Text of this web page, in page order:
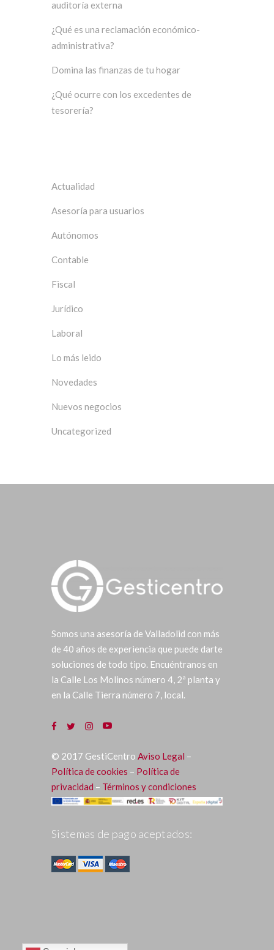
auditoría externa
¿Qué es una reclamación económico-
administrativa?
Domina las finanzas de tu hogar
¿Qué ocurre con los excedentes de
tesorería?
Actualidad
Asesoría para usuarios
Autónomos
Contable
Fiscal
Jurídico
Laboral
Lo más leido
Novedades
Nuevos negocios
Uncategorized
Somos una asesoría de Valladolid con más
de 40 años de experiencia que puede darte
soluciones de todo tipo. Encuéntranos en
la Calle Los Molinos número 4, 2ª planta y
en la Calle Tierra número 7, local.
© 2017 GestiCentro Aviso Legal –
Política de cookies – Política de
privacidad – Términos y condiciones
Sistemas de pago aceptados: